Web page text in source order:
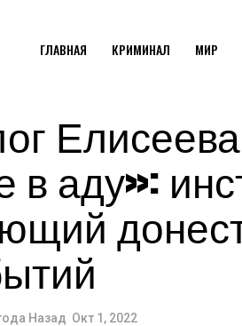
ГЛАВНАЯ КРИМИНАЛ МИР
аду»:
Назад Окт 1, 2022